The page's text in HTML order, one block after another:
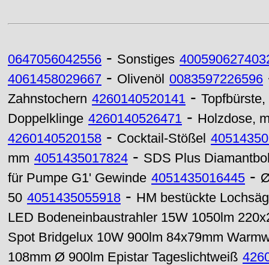
0647056042556 - Sonstiges
4061458029667 - Olivenöl 0083597226596
Zahnstochern 4260140520141 -
Doppelklinge 4260140526471 - Holzdose,
4260140520158 - Cocktail-Stößel
mm 4051435017824 - SDS Plus
für Pumpe G1' Gewinde 4051435016445 -
50 4051435055918 - HM bestückte
LED Bodeneinbaustrahler 15W 1050lm
Spot Bridgelux 10W 900lm 84x79mm
108mm Ø 900lm Epistar Tageslichtweiß